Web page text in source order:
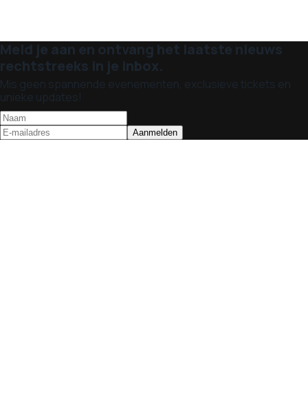
Meld je aan en ontvang het laatste nieuws
rechtstreeks in je inbox.
Mis geen spannende evenementen, exclusieve tickets en
unieke updates!